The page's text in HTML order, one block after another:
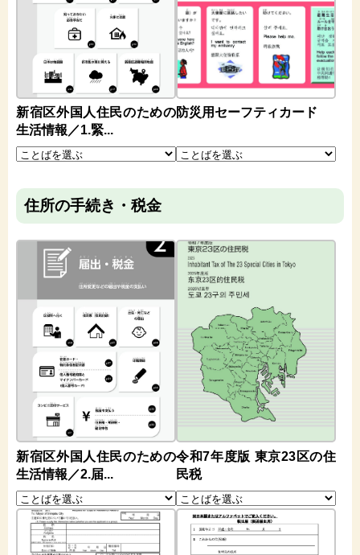
新宿区外国人住民のための
生活情報／1.緊...
防災用セーフティカード
住所の手続き・税金
新宿区外国人住民のための
生活情報／2.届...
令和7年度版 東京23区の住
民税